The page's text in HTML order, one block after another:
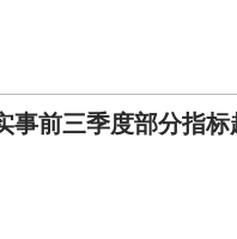
事前三季度部分指